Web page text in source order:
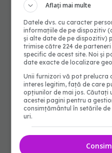
Aflați mai multe
Datele dvs. cu caracter
informațiile de pe dispozitiv
și alte date de pe dispozitiv)
trimise către 224 de
specific de acest site. Noi și
date exacte de localizare
Unii furnizori vă pot prelucra
interes legitim, față de care
opțiunilor de mai jos. Căutați
acestei pagini pentru a
consimțământul în setările
uri.